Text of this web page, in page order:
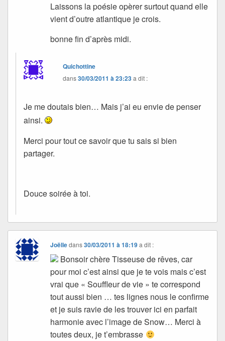
Laissons la poésie opèrer surtout quand elle
vient d’outre atlantique je crois.
bonne fin d’après midi.
Quichottine
dans30/03/2011 à 23:23a dit :
Je me doutais bien… Mais j’ai eu envie de penser
ainsi.
Merci pour tout ce savoir que tu sais si bien
partager.
Douce soirée à toi.
Joëlledans30/03/2011 à 18:19 a dit :
Bonsoir chère Tisseuse de rêves, car
pour moi c’est ainsi que je te vois mais c’est
vrai que « Souffleur de vie » te correspond
tout aussi bien … tes lignes nous le confirme
et je suis ravie de les trouver ici en parfait
harmonie avec l’image de Snow… Merci à
toutes deux, je t’embrasse